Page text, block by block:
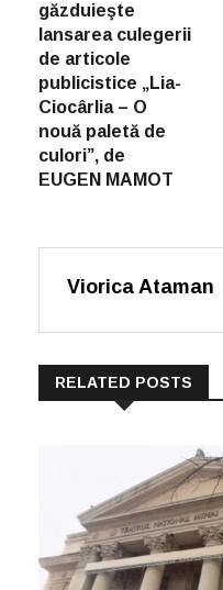
găzduieşte
lansarea culegerii
de articole
publicistice „Lia-
Ciocârlia – O
nouă paletă de
culori”, de
EUGEN MAMOT
Viorica Ataman
RELATED POSTS